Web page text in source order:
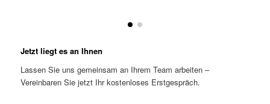
Jetzt liegt es an Ihnen
Lassen Sie uns gemeinsam an Ihrem Team arbeiten –
Vereinbaren Sie jetzt Ihr kostenloses Erstgespräch.